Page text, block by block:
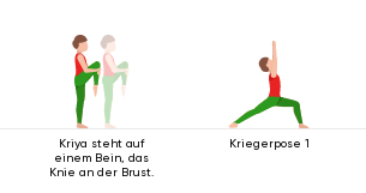
Kriya steht auf
einem Bein, das
Knie an der Brust.
Kriegerpose 1